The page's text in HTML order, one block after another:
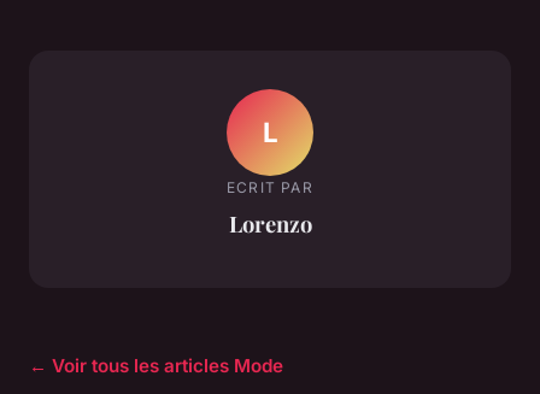
L
ECRIT PAR
Lorenzo
← Voir tous les articles Mode